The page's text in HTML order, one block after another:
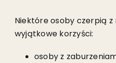
Niektóre osoby czerpią z
wyjątkowe korzyści:
osoby z